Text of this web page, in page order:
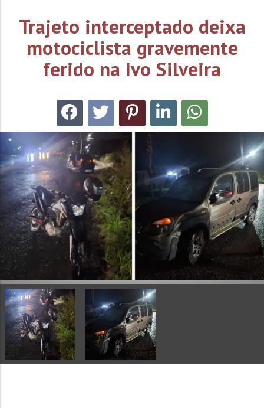
Trajeto interceptado deixa
motociclista gravemente
ferido na Ivo Silveira